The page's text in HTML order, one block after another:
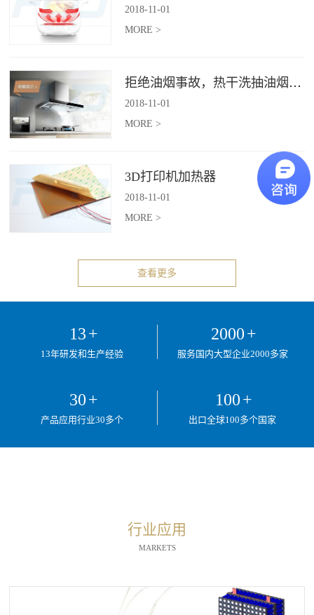
2018-11-01
MORE >
拒绝油烟事故，热干洗抽油烟机给你安全洁净厨房
2018-11-01
MORE >
3D打印机加热器
2018-11-01
MORE >
查看更多
13+
13年研发和生产经验
2000+
服务国内大型企业2000多家
30+
产品应用行业30多个
100+
出口全球100多个国家
行业应用
MARKETS